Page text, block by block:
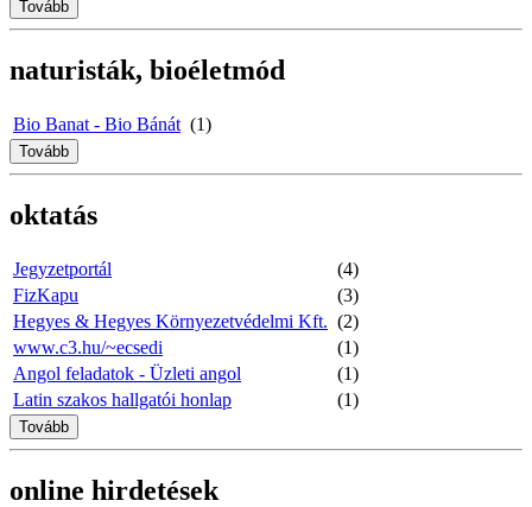
Tovább
naturisták, bioéletmód
Bio Banat - Bio Bánát (1)
Tovább
oktatás
Jegyzetportál
(4)
FizKapu
(3)
Hegyes & Hegyes Környezetvédelmi Kft. (2)
www.c3.hu/~ecsedi
(1)
Angol feladatok - Üzleti angol
(1)
Latin szakos hallgatói honlap
(1)
Tovább
online hirdetések